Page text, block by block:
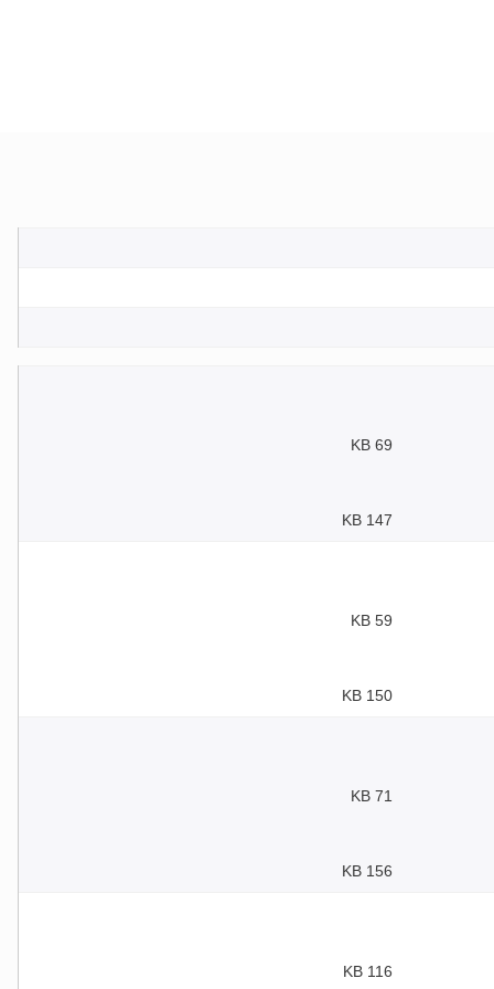
69 KB
147 KB
59 KB
150 KB
71 KB
156 KB
116 KB